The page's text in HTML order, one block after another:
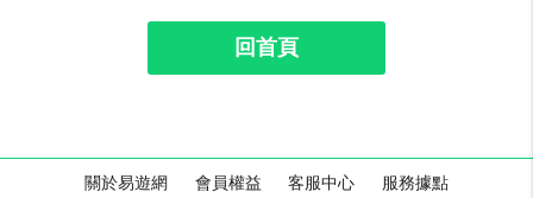
回首頁
關於易遊網 會員權益 客服中心 服務據點